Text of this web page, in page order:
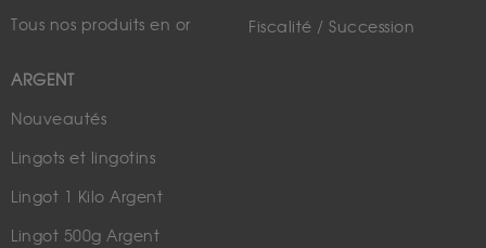
Tous nos produits en or
ARGENT
Nouveautés
Lingots et lingotins
Lingot 1 Kilo Argent
Lingot 500g Argent
Fiscalité / Succession